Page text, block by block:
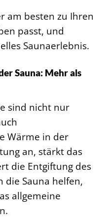
am besten zu Ihren
passt, und
Saunaerlebnis.
Sauna: Mehr als
sind nicht nur
Wärme in der
an, stärkt das
die Entgiftung des
die Sauna helfen,
allgemeine